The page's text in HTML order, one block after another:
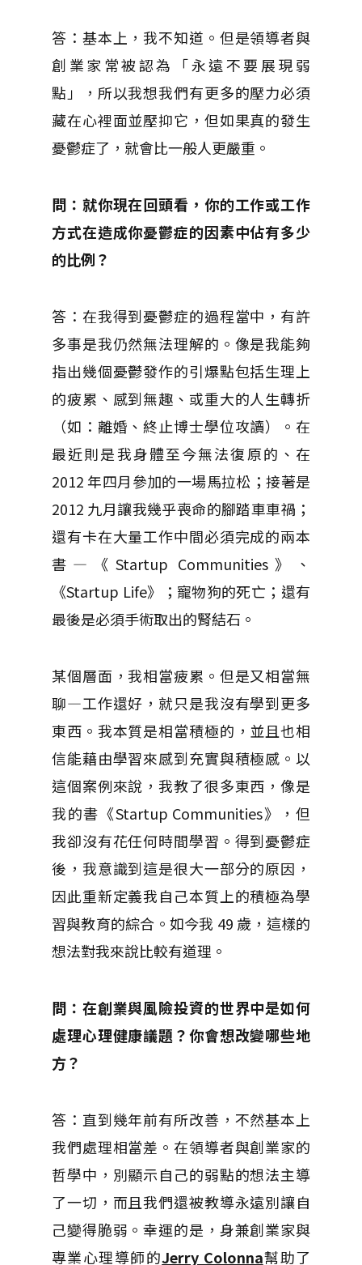
答：基本上，我不知道。但是領導者與
創業家常被認為「永遠不要展現弱
點」，所以我想我們有更多的壓力必須
藏在心裡面並壓抑它，但如果真的發生
憂鬱症了，就會比一般人更嚴重。
問：就你現在回頭看，你的工作或工作
方式在造成你憂鬱症的因素中佔有多少
的比例？
答：在我得到憂鬱症的過程當中，有許
多事是我仍然無法理解的。像是我能夠
指出幾個憂鬱發作的引爆點包括生理上
的疲累、感到無趣、或重大的人生轉折
（如：離婚、終止博士學位攻讀）。在
最近則是我身體至今無法復原的、在
2012 年四月參加的一場馬拉松；接著是
2012 九月讓我幾乎喪命的腳踏車車禍；
還有卡在大量工作中間必須完成的兩本
書—《Startup Communities》、
《Startup Life》；寵物狗的死亡；還有
最後是必須手術取出的腎結石。
某個層面，我相當疲累。但是又相當無
聊—工作還好，就只是我沒有學到更多
東西。我本質是相當積極的，並且也相
信能藉由學習來感到充實與積極感。以
這個案例來說，我教了很多東西，像是
我的書《Startup Communities》，但
我卻沒有花任何時間學習。得到憂鬱症
後，我意識到這是很大一部分的原因，
因此重新定義我自己本質上的積極為學
習與教育的綜合。如今我 49 歲，這樣的
想法對我來說比較有道理。
問：在創業與風險投資的世界中是如何
處理心理健康議題？你會想改變哪些地
方？
答：直到幾年前有所改善，不然基本上
我們處理相當差。在領導者與創業家的
哲學中，別顯示自己的弱點的想法主導
了一切，而且我們還被教導永遠別讓自
己變得脆弱。幸運的是，身兼創業家與
專業心理導師的Jerry Colonna幫助了